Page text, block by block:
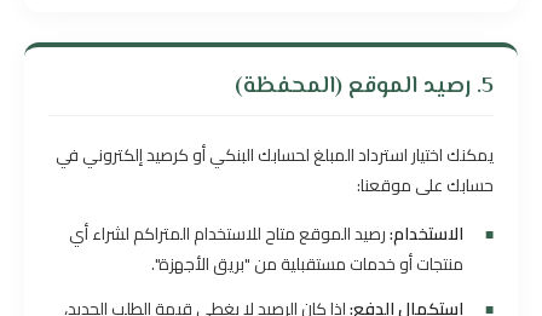
5. رصيد الموقع (المحفظة)
يمكنك اختيار استرداد المبلغ لحسابك البنكي أو كرصيد إلكتروني في
حسابك على موقعنا:
الاستخدام:رصيد الموقع متاح للاستخدام المتراكم لشراء أي
منتجات أو خدمات مستقبلية من "بريق الأجهزة".
استكمال الدفع:إذا كان الرصيد لا يغطي قيمة الطلب الجديد،